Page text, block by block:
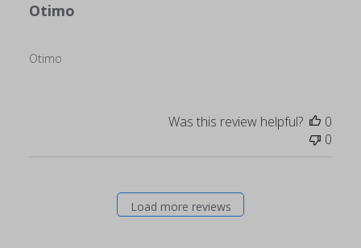
Otimo
Otimo
Was this review helpful?
0
0
Load more reviews